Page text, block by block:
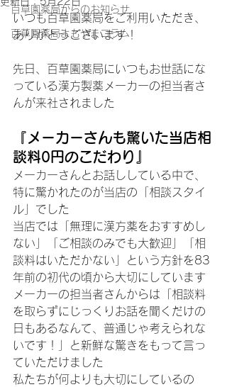
百草園薬局からのお知らせ
百草園薬局よもやまコラム
いつも百草園薬局をご利用いただき、
ありがとうございます！
​先日、百草園薬局にいつもお世話にな
っている漢方製薬メーカーの担当者さ
んが来社されました
​『メーカーさんも驚いた当店相
談料0円のこだわり』
​メーカーさんとお話ししている中で、
特に驚かれたのが当店の「相談スタイ
ル」でした
​当店では「無理に漢方薬をおすすめし
ない」「ご相談のみでも大歓迎」「相
談料はいただかない」という方針を83
年前の初代の頃から大切にしています
​メーカーの担当者さんからは「相談料
を取らずにじっくりお話を聞くだけの
日もあるなんて、普通じゃ考えられな
いです！」と新鮮な驚きをもって言っ
ていただけました
​私たちが何よりも大切にしているの